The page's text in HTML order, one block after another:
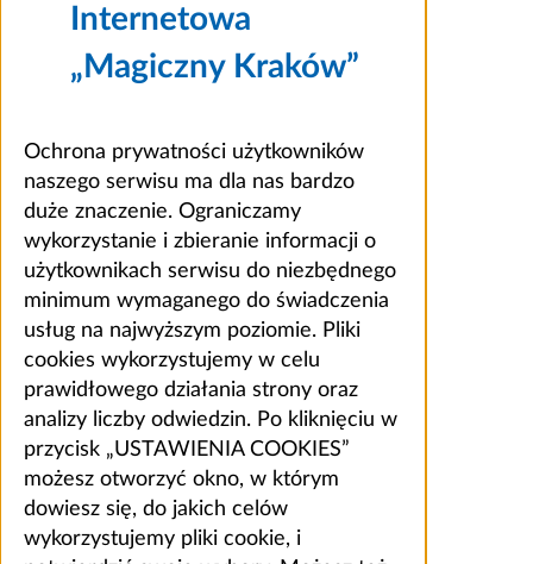
Internetowa
„Magiczny Kraków”
Ochrona prywatności użytkowników
naszego serwisu ma dla nas bardzo
duże znaczenie. Ograniczamy
wykorzystanie i zbieranie informacji o
użytkownikach serwisu do niezbędnego
minimum wymaganego do świadczenia
usług na najwyższym poziomie. Pliki
cookies wykorzystujemy w celu
prawidłowego działania strony oraz
analizy liczby odwiedzin. Po kliknięciu w
przycisk „USTAWIENIA COOKIES”
możesz otworzyć okno, w którym
dowiesz się, do jakich celów
wykorzystujemy pliki cookie, i